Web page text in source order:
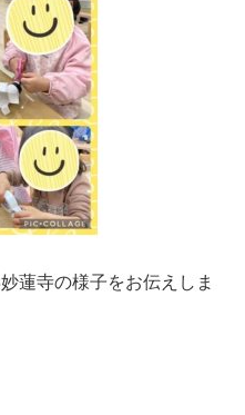
蓮寺の様子をお伝えしま